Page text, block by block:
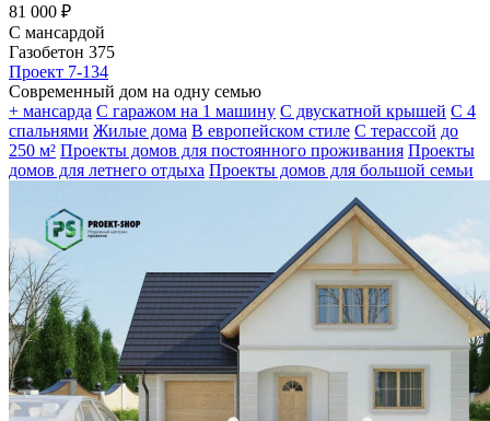
81 000 ₽
С мансардой
Газобетон 375
Проект 7-134
Современный дом на одну семью
+ мансарда С гаражом на 1 машину С двускатной крышей С 4
спальнями Жилые дома В европейском стиле С терассой до
250 м² Проекты домов для постоянного проживания Проекты
домов для летнего отдыха Проекты домов для большой семьи